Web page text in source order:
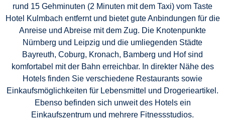
rund 15 Gehminuten (2 Minuten mit dem Taxi) vom Taste
Hotel Kulmbach entfernt und bietet gute Anbindungen für die
Anreise und Abreise mit dem Zug. Die Knotenpunkte
Nürnberg und Leipzig und die umliegenden Städte
Bayreuth, Coburg, Kronach, Bamberg und Hof sind
komfortabel mit der Bahn erreichbar. In direkter Nähe des
Hotels finden Sie verschiedene Restaurants sowie
Einkaufsmöglichkeiten für Lebensmittel und Drogerieartikel.
Ebenso befinden sich unweit des Hotels ein
Einkaufszentrum und mehrere Fitnessstudios.